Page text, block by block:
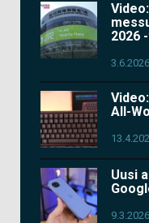
2026
3.6.2026
All-
Uusi
9.3.2026